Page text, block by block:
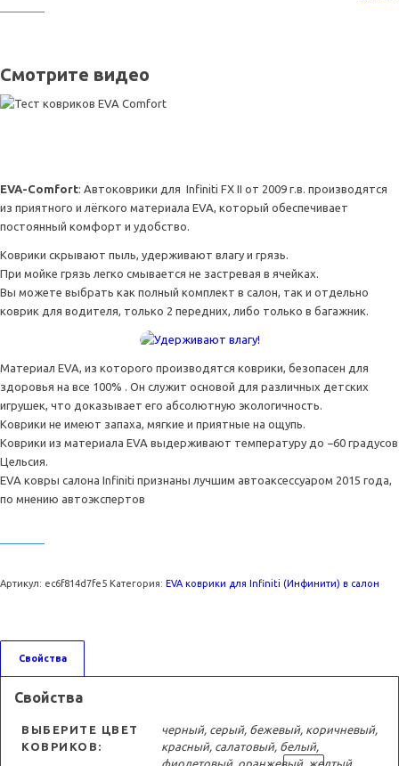
Смотрите видео
EVA-Comfort: Автоковрики для Infiniti FX II от 2009 г.в. производятся
из приятного и лёгкого материала EVA, который обеспечивает
постоянный комфорт и удобство.
Коврики скрывают пыль, удерживают влагу и грязь.
При мойке грязь легко смывается не застревая в ячейках.
Вы можете выбрать как полный комплект в салон, так и отдельно
коврик для водителя, только 2 передних, либо только в багажник.
Материал EVA, из которого производятся коврики, безопасен для
здоровья на все 100% . Он служит основой для различных детских
игрушек, что доказывает его абсолютную экологичность.
Коврики не имеют запаха, мягкие и приятные на ощупь.
Коврики из материала EVA выдерживают температуру до −60 градусов
Цельсия.
EVA ковры салона Infiniti признаны лучшим автоаксессуаром 2015 года,
по мнению автоэкспертов
Артикул: ec6f814d7fe5 Категория: EVA коврики для Infiniti (Инфинити) в салон
Свойства
Свойства
ВЫБЕРИТЕ ЦВЕТ
КОВРИКОВ:
черный, серый, бежевый, коричневый,
красный, салатовый, белый,
фиолетовый, оранжевый, желтый,